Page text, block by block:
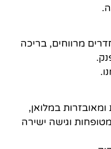
מרווחים, בריכה
ומאובזרות במלואן,
וגישה ישירה